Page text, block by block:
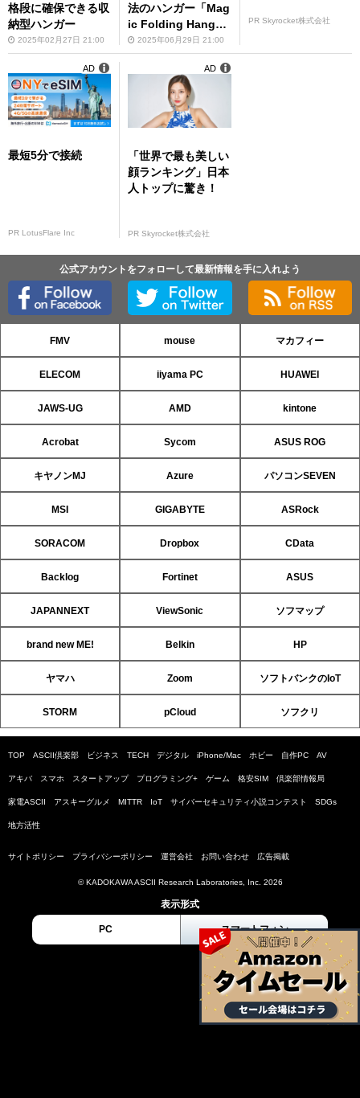
格段に確保できる収
納型ハンガー
2025年02月27日 21:00
法のハンガー「Mag
ic Folding Hanger
s」2025年06月29日 21:00
PR Skyrocket株式会社
最短5分で接続
PR LotusFlare Inc
AD
「世界で最も美しい
顔ランキング」日本
人トップに驚き！
PR Skyrocket株式会社
AD
公式アカウントをフォローして最新情報を手に入れよう
FMV mouse マカフィー
ELECOM iiyama PC HUAWEI
JAWS-UG AMD kintone
Acrobat Sycom ASUS ROG
キヤノンMJ Azure パソコンSEVEN
MSI GIGABYTE ASRock
SORACOM Dropbox CData
Backlog Fortinet ASUS
JAPANNEXT ViewSonic ソフマップ
brand new ME! Belkin HP
ヤマハ Zoom ソフトバンクのIoT
STORM pCloud ソフクリ
TOP ASCII倶楽部 ビジネス TECH デジタル iPhone/Mac ホビー 自作PC AV
アキバ スマホ スタートアップ プログラミング+ ゲーム 格安SIM 倶楽部情報局
家電ASCII アスキーグルメ MITTR IoT サイバーセキュリティ小説コンテスト SDGs
地方活性
サイトポリシー プライバシーポリシー 運営会社 お問い合わせ 広告掲載
© KADOKAWA ASCII Research Laboratories, Inc. 2026
表示形式
PC スマートフォン